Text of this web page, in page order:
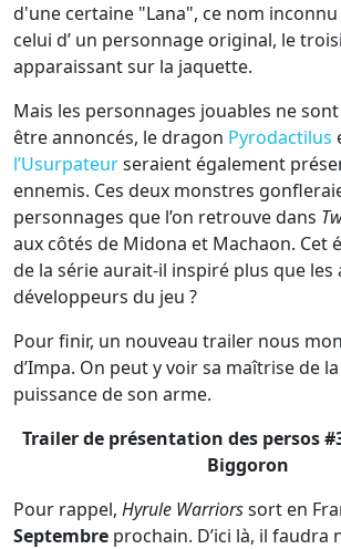
d'une certaine "Lana", ce nom inconnu
celui d’ un personnage original, le
apparaissant sur la jaquette.
Mais les personnages jouables ne
être annoncés, le dragon Pyrodactilus
l’Usurpateurseraient également
ennemis. Ces deux monstres
personnages que l’on retrouve dans
aux côtés de Midona et Machaon. Cet
de la série aurait-il inspiré plus que les
développeurs du jeu ?
Pour finir, un nouveau trailer nous
d’Impa. On peut y voir sa maîtrise de
puissance de son arme.
Trailer de présentation des persos
Biggoron
Pour rappel, Hyrule Warriorssort en
Septembre prochain. D’ici là, il